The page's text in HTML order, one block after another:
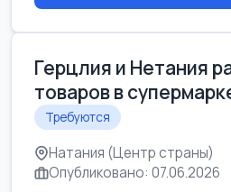
Герцлия и Нетания
товаров в
Требуются
Натания (Центр страны)
Опубликовано: 07.06.2026